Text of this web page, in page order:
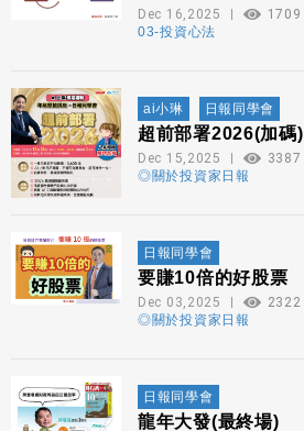
Dec 16,2025
1709
03-投資心法
ai小琳 日報同學會
超前部署2026(加碼)
Dec 15,2025
3387
◎關於投資家日報
日報同學會
要賺10倍的好股票
Dec 03,2025
2322
◎關於投資家日報
日報同學會
龍年大發(最終場)